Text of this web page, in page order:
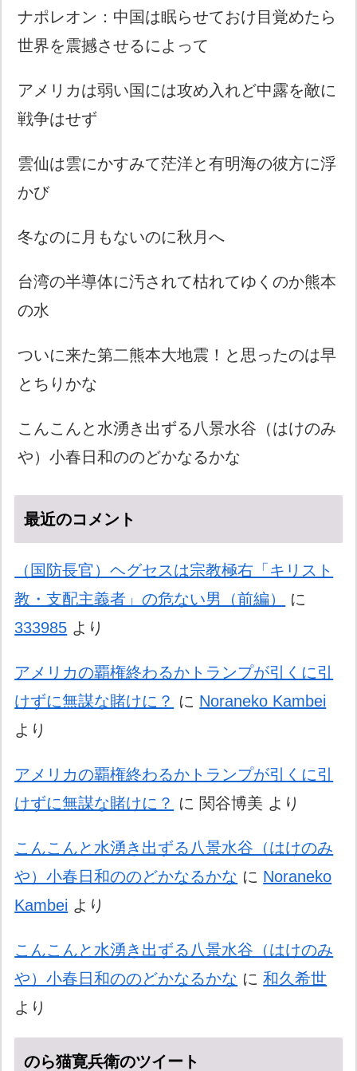
ナポレオン：中国は眠らせておけ目覚めたら
世界を震撼させるによって
アメリカは弱い国には攻め入れど中露を敵に
戦争はせず
雲仙は雲にかすみて茫洋と有明海の彼方に浮
かび
冬なのに月もないのに秋月へ
台湾の半導体に汚されて枯れてゆくのか熊本
の水
ついに来た第二熊本大地震！と思ったのは早
とちりかな
こんこんと水湧き出ずる八景水谷（はけのみ
や）小春日和ののどかなるかな
最近のコメント
（国防長官）ヘグセスは宗教極右「キリスト
教・支配主義者」の危ない男（前編）
に
333985 より
アメリカの覇権終わるかトランプが引くに引
けずに無謀な賭けに？ に Noraneko Kambei
より
アメリカの覇権終わるかトランプが引くに引
けずに無謀な賭けに？ に 関谷博美 より
こんこんと水湧き出ずる八景水谷（はけのみ
や）小春日和ののどかなるかな に Noraneko
Kambei より
こんこんと水湧き出ずる八景水谷（はけのみ
や）小春日和ののどかなるかな に和久希世
より
のら猫寛兵衛のツイート